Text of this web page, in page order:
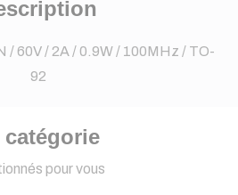
60V / 2A / 0.9W / 100MHz / TO-
92
catégorie
pour vous